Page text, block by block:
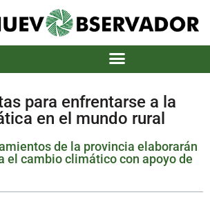
para enfrentarse a la
en el mundo rural
de la provincia elaborarán
el cambio climático con apoyo de